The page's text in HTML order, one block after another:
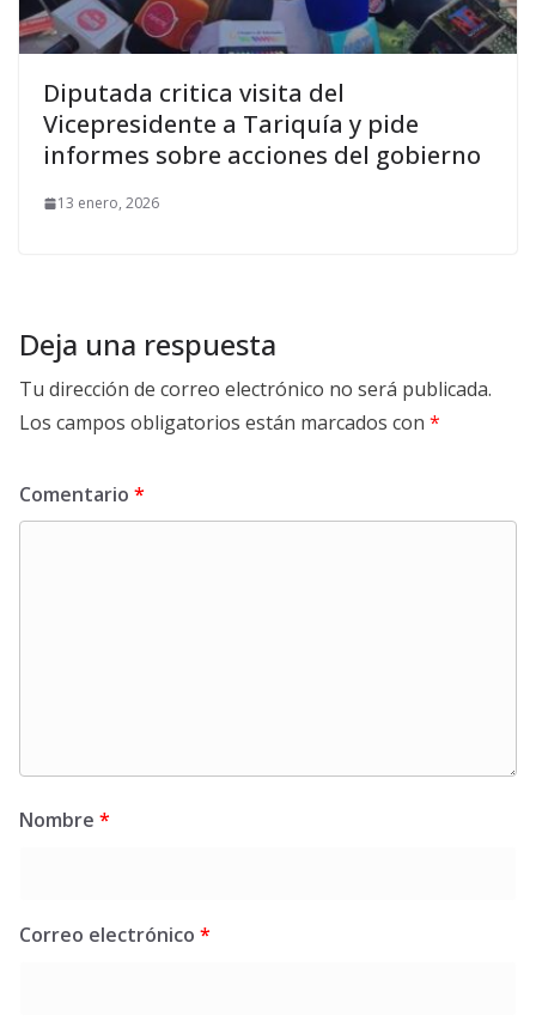
Diputada critica visita del
Vicepresidente a Tariquía y pide
informes sobre acciones del gobierno
13 enero, 2026
Deja una respuesta
Tu dirección de correo electrónico no será publicada.
Los campos obligatorios están marcados con *
Comentario *
Nombre *
Correo electrónico *